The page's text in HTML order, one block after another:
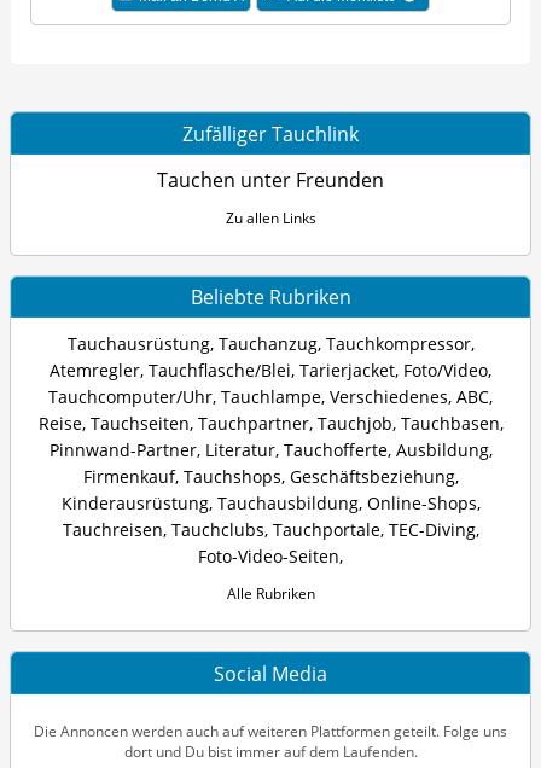
Zufälliger Tauchlink
Tauchen unter Freunden
Zu allen Links
Beliebte Rubriken
Tauchausrüstung, Tauchanzug, Tauchkompressor,
Atemregler, Tauchflasche/Blei, Tarierjacket, Foto/Video,
Tauchcomputer/Uhr, Tauchlampe, Verschiedenes, ABC,
Reise, Tauchseiten, Tauchpartner, Tauchjob, Tauchbasen,
Pinnwand-Partner, Literatur, Tauchofferte, Ausbildung,
Firmenkauf, Tauchshops, Geschäftsbeziehung,
Kinderausrüstung, Tauchausbildung, Online-Shops,
Tauchreisen, Tauchclubs, Tauchportale, TEC-Diving,
Foto-Video-Seiten,
Alle Rubriken
Social Media
Die Annoncen werden auch auf weiteren Plattformen geteilt. Folge uns
dort und Du bist immer auf dem Laufenden.